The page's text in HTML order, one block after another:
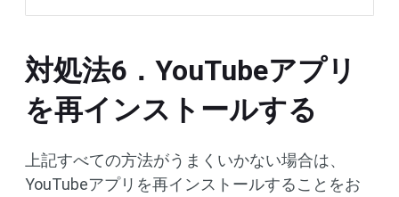
対処法6．YouTubeアプリ
を再インストールする
上記すべての方法がうまくいかない場合は、
YouTubeアプリを再インストールすることをお